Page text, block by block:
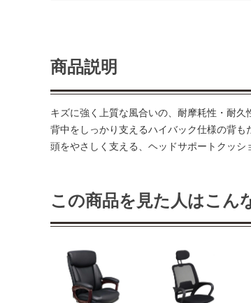
商品説明
キズに強く上質な風合いの、耐摩耗性・耐久
背中をしっかり支えるハイバック仕様の背も
頭をやさしく支える、ヘッドサポートクッシ
この商品を見た人はこん